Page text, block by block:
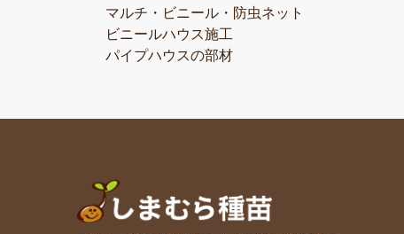
マルチ・ビニール・防虫ネット
ビニールハウス施工
パイプハウスの部材